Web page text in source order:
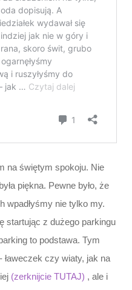
na świętym spokoju. Nie
piękna. Pewne było, że
wpadłyśmy nie tylko my.
startując z dużego parkingu
to podstawa. Tym
czy wiaty, jak na
(zerknijcie TUTAJ) , ale i